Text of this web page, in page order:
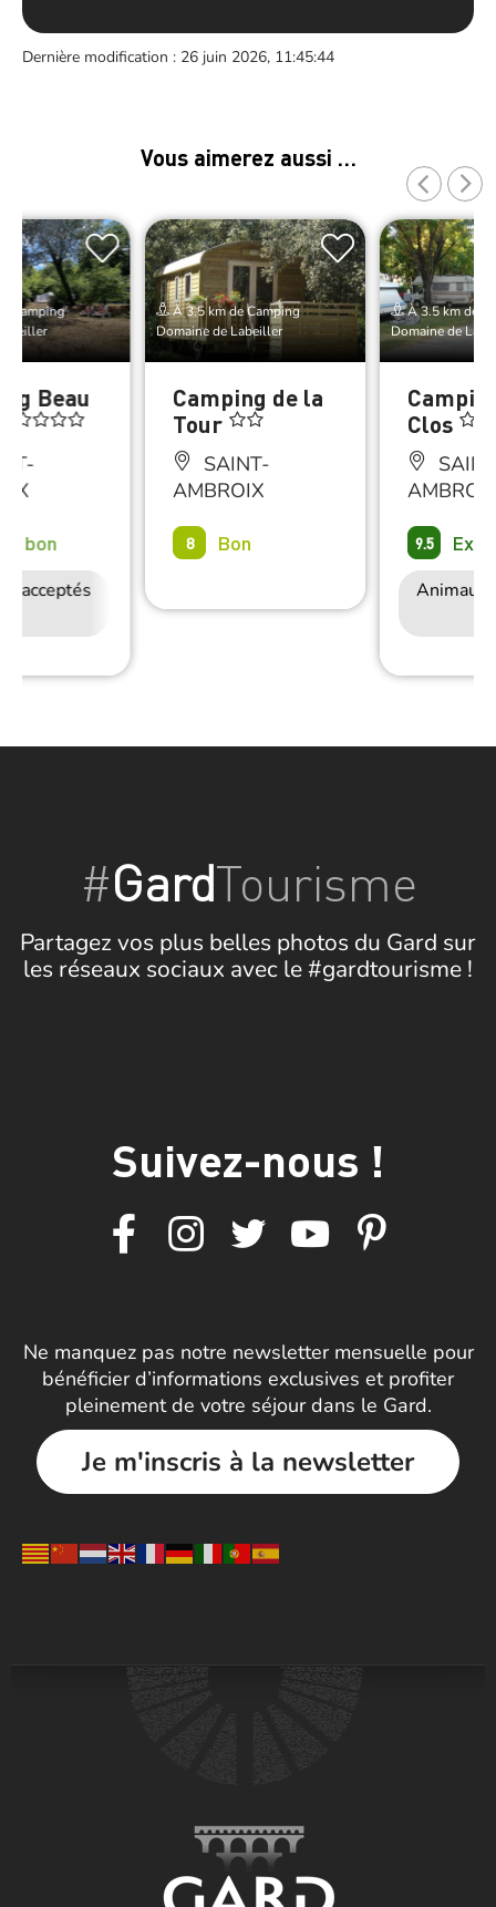
Dernière modification : 26 juin 2026, 11:45:44
Vous aimerez aussi …
Camping
Beau
bon
acceptés
Accès Internet
Wifi
À 3.5 km de Camping
Domaine de Labeiller
Camping de la
Tour
SAINT-
AMBROIX
8 Bon
À 3.5 km de
Domaine de
Clos
9.5
Animaux
#GardTourisme
Partagez vos plus belles photos du Gard sur
les réseaux sociaux avec le #gardtourisme !
Suivez-nous !
Ne manquez pas notre newsletter mensuelle pour
bénéficier d’informations exclusives et profiter
pleinement de votre séjour dans le Gard.
Je m'inscris à la newsletter